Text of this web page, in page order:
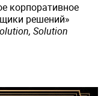
корпоративное
решений»
olution, Solution